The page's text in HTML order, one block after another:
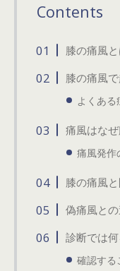
Contents
膝の痛風
膝の痛風
よくある
痛風はな
痛風発作
膝の痛風
偽痛風と
診断では
確認する